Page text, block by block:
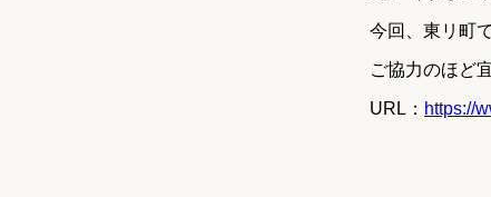
今回、東リ町
ご協力のほど
URL： https://